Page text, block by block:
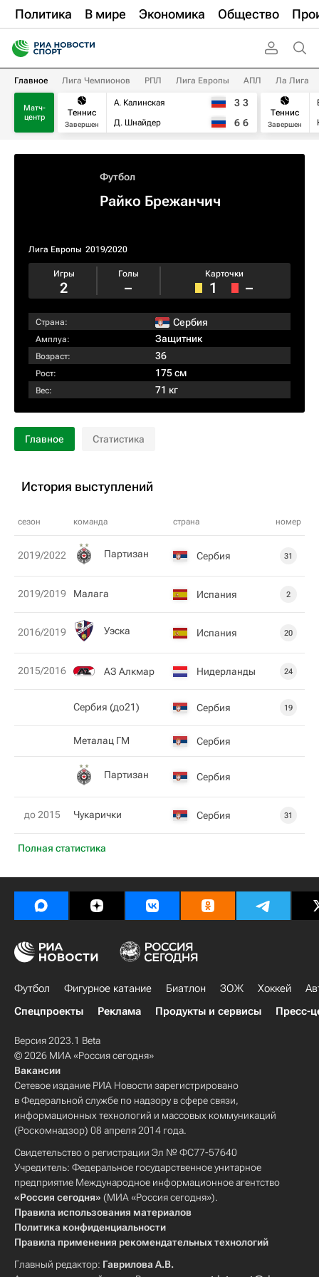
Политика В мире Экономика Общество
Главное Лига Чемпионов РПЛ Лига Европы АПЛ Ла Лига
Матч-
центр
Теннис
Завершен
А. Калинская
Д. Шнайдер
3 3
6 6
Теннис
Завершен
Футбол
Райко Брежанчич
Лига Европы 2019/2020
Игры
2
Голы
–
Карточки
1 –
Страна: Сербия
Амплуа: Защитник
Возраст: 36
Рост: 175 см
Вес: 71 кг
Главное Статистика
История выступлений
сезон команда страна номер
Полная статистика
2019/2022 Партизан Сербия 31
2019/2019 Малага Испания 2
2016/2019 Уэска Испания 20
2015/2016 АЗ Алкмар Нидерланды 24
Сербия (до21) Сербия 19
Металац ГМ Сербия
Партизан Сербия
до 2015 Чукарички Сербия 31
Футбол Фигурное катание Биатлон ЗОЖ Хоккей
Спецпроекты
Реклама Продукты и сервисы Пресс-
Версия 2023.1 Beta
© 2026 МИА «Россия сегодня»
Вакансии
Сетевое издание РИА Новости зарегистрировано
в Федеральной службе по надзору в сфере связи,
информационных технологий и массовых коммуникаций
(Роскомнадзор) 08 апреля 2014 года.
Свидетельство о регистрации Эл № ФС77-57640
Учредитель: Федеральное государственное унитарное
предприятие Международное информационное агентство
«Россия сегодня» (МИА «Россия сегодня»).
Правила использования материалов
Политика конфиденциальности
Правила применения рекомендательных технологий
Главный редактор: Гаврилова А.В.